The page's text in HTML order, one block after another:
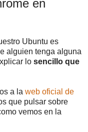
en
Ubuntu es
alguien tenga alguna
lo sencillo que
a la web oficial de
que pulsar sobre
vemos en la